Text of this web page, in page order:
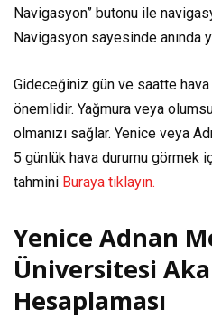
Navigasyon” butonu ile
Navigasyon sayesinde anında
Gideceğiniz gün ve saatte
önemlidir. Yağmura veya
olmanızı sağlar. Yenice veya
5 günlük hava durumu görmek
tahmini Buraya tıklayın.
Yenice Adnan
Üniversitesi
Hesaplaması